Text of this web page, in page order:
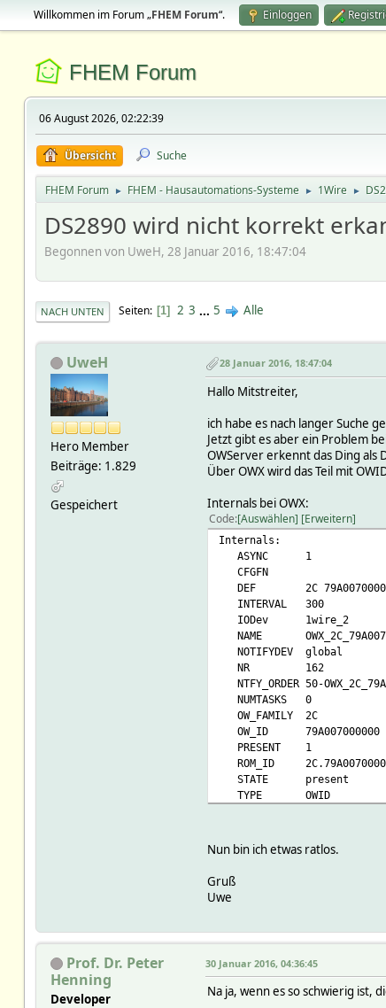
Willkommen im Forum „FHEM Forum“. Einloggen
FHEM Forum
06 August 2026, 02:22:39
Übersicht Suche
FHEM Forum ► FHEM - Hausautomations-Systeme ► 1Wire ►
DS2890 wird nicht korrekt
Begonnen von UweH, 28 Januar 2016, 18:47:04
NACH UNTEN Seiten 1 2 3 ... 5 Alle
UweH
Hero Member
Beiträge: 1.829
Gespeichert
28 Januar 2016, 18:47:04
Hallo Mitstreiter,
ich habe es nach langer Suche
Jetzt gibt es aber ein Problem
OWServer erkennt das Ding als
Über OWX wird das Teil mit
Internals bei OWX:
Code Auswählen Erweitern
Internals:
ASYNC 1
CFGFN
DEF 2C
INTERVAL 300
IODev 1wire_2
NAME
NOTIFYDEV global
NR 162
NTFY_ORDER 50-
NUMTASKS 0
OW_FAMILY 2C
OW_ID 79A007000000
PRESENT 1
ROM_ID
STATE present
TYPE OWID
2016-01-28
Attributes:
IODev 1wire_2
model DS2890
room OWX
Nun bin ich etwas ratlos.
Gruß
Uwe
Prof. Dr. Peter
Henning
Developer
30 Januar 2016, 04:36:45
Na ja, wenn es so schwierig ist,